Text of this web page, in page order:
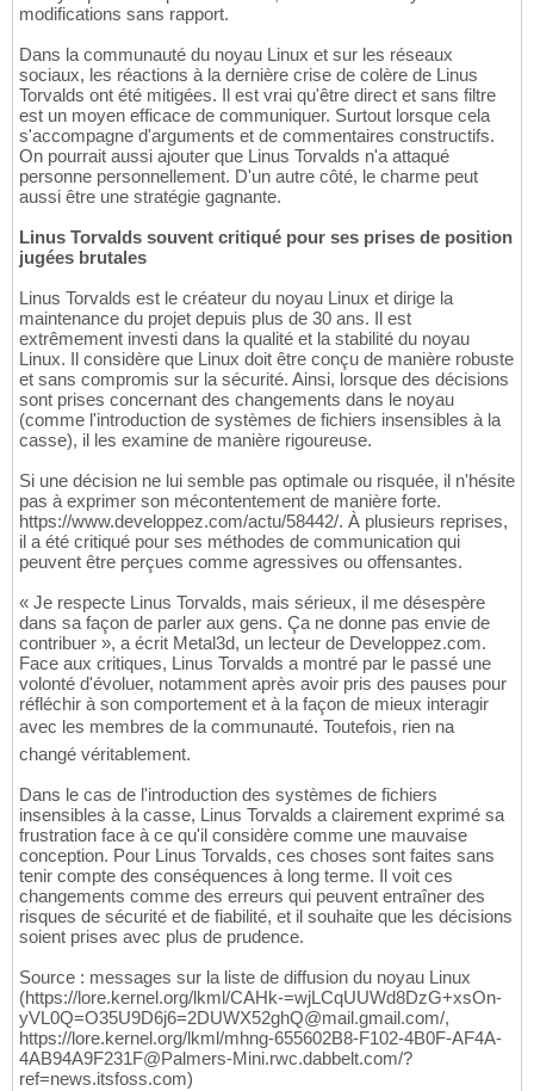
modifications sans rapport.
Dans la communauté du noyau Linux et sur les réseaux
sociaux, les réactions à la dernière crise de colère de Linus
Torvalds ont été mitigées. Il est vrai qu'être direct et sans filtre
est un moyen efficace de communiquer. Surtout lorsque cela
s'accompagne d'arguments et de commentaires constructifs.
On pourrait aussi ajouter que Linus Torvalds n'a attaqué
personne personnellement. D'un autre côté, le charme peut
aussi être une stratégie gagnante.
Linus Torvalds souvent critiqué pour ses prises de position
jugées brutales
Linus Torvalds est le créateur du noyau Linux et dirige la
maintenance du projet depuis plus de 30 ans. Il est
extrêmement investi dans la qualité et la stabilité du noyau
Linux. Il considère que Linux doit être conçu de manière robuste
et sans compromis sur la sécurité. Ainsi, lorsque des décisions
sont prises concernant des changements dans le noyau
(comme l'introduction de systèmes de fichiers insensibles à la
casse), il les examine de manière rigoureuse.
Si une décision ne lui semble pas optimale ou risquée, il n'hésite
pas à exprimer son mécontentement de manière forte.
https://www.developpez.com/actu/58442/. À plusieurs reprises,
il a été critiqué pour ses méthodes de communication qui
peuvent être perçues comme agressives ou offensantes.
« Je respecte Linus Torvalds, mais sérieux, il me désespère
dans sa façon de parler aux gens. Ça ne donne pas envie de
contribuer », a écrit Metal3d, un lecteur de Developpez.com.
Face aux critiques, Linus Torvalds a montré par le passé une
volonté d'évoluer, notamment après avoir pris des pauses pour
réfléchir à son comportement et à la façon de mieux interagir
avec les membres de la communauté. Toutefois, rien na
changé véritablement.
Dans le cas de l'introduction des systèmes de fichiers
insensibles à la casse, Linus Torvalds a clairement exprimé sa
frustration face à ce qu'il considère comme une mauvaise
conception. Pour Linus Torvalds, ces choses sont faites sans
tenir compte des conséquences à long terme. Il voit ces
changements comme des erreurs qui peuvent entraîner des
risques de sécurité et de fiabilité, et il souhaite que les décisions
soient prises avec plus de prudence.
Source : messages sur la liste de diffusion du noyau Linux
(https://lore.kernel.org/lkml/CAHk-=wjLCqUUWd8DzG+xsOn-
yVL0Q=O35U9D6j6=2DUWX52ghQ@mail.gmail.com/,
https://lore.kernel.org/lkml/mhng-655602B8-F102-4B0F-AF4A-
4AB94A9F231F@Palmers-Mini.rwc.dabbelt.com/?
ref=news.itsfoss.com)